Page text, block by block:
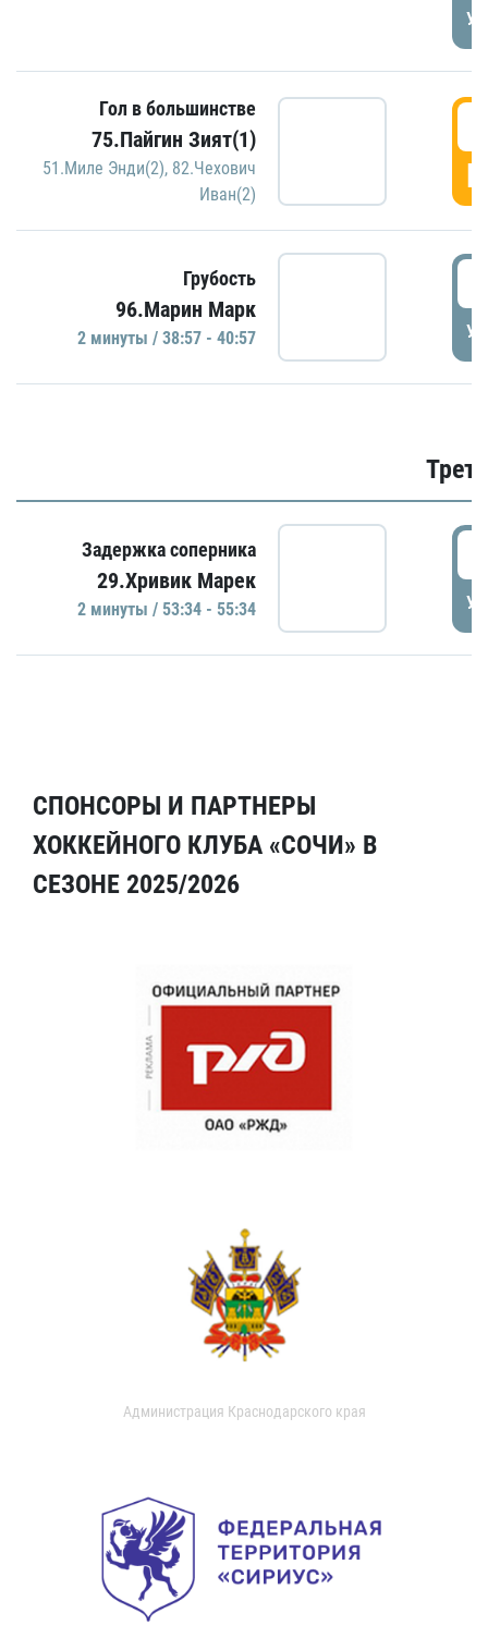
Гол в большинстве
75.Пайгин Зият(1)
51.Миле Энди(2), 82.Чехович
Иван(2)
Грубость
96.Марин Марк
2 минуты / 38:57 - 40:57
Задержка соперника
29.Хривик Марек
2 минуты / 53:34 - 55:34
СПОНСОРЫ И ПАРТНЕРЫ
ХОККЕЙНОГО КЛУБА «СОЧИ» В
СЕЗОНЕ 2025/2026
Администрация Краснодарского края